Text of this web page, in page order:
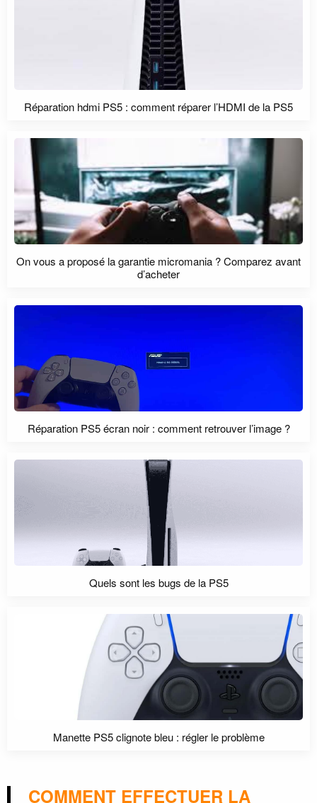
Réparation hdmi PS5 : comment réparer l’HDMI de la PS5
On vous a proposé la garantie micromania ? Comparez avant
d’acheter
Réparation PS5 écran noir : comment retrouver l’image ?
Quels sont les bugs de la PS5
Manette PS5 clignote bleu : régler le problème
COMMENT EFFECTUER LA